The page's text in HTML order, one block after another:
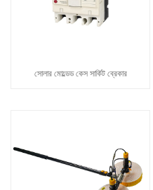
সোলার মোল্ডেড কেস সার্কিট ব্রেকার